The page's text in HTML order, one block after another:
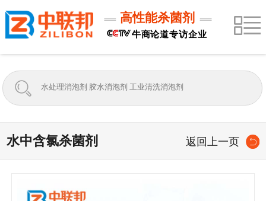
高性能杀菌剂
牛商论道专访企业
水中含氯杀菌剂 返回上一页